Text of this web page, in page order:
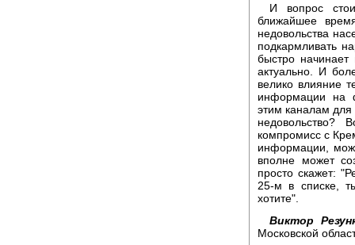
И вопрос
ближайшее
недовольства
подкармливать
быстро начинает
актуально. И
велико влияние
информации на
этим каналам
недовольство?
компромисс с
информации,
вполне может
просто скажет:
25-м в списке,
хотите".
Виктор
Московской